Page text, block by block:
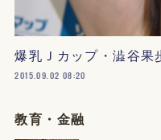
爆乳Ｊカップ・澁谷果
2015.09.02 08:20
教育・金融